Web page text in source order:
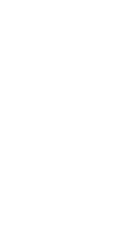
年1月12日よ